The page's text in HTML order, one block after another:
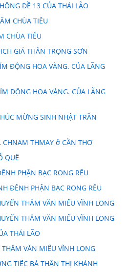
ĐỀ 13 CỦA THÁI LÃO
CHÙA TIÊU
CHÙA TIÊU
GIẢ THÂN TRỌNG SƠN
ĐỘNG HOA VÀNG. CỦA LÃNG
ĐỘNG HOA VÀNG. CỦA LÃNG
MỪNG SINH NHẬT TRẦN
CHNAM THMAY ở CẦN THƠ
QUÊ
PHẬN BẠC RONG RÊU
ĐÊNH PHẬN BẠC RONG RÊU
THĂM VĂN MIẾU VĨNH LONG
THĂM VĂN MIẾU VĨNH LONG
THÁI LÃO
VĂN MIẾU VĨNH LONG
TIẾC BÀ THÂN THỊ KHÁNH